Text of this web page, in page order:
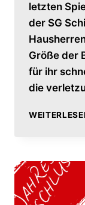
letzten
der SG
Größe der
für ihr
die